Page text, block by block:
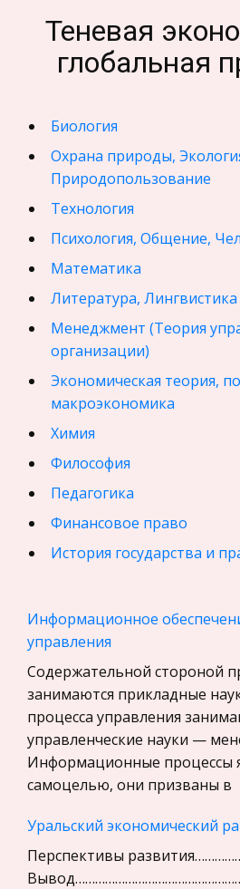
Теневая
глобальная
Биология
Охрана природы,
Природопользование
Технология
Психология, Общение,
Математика
Литература, Лингвистика
Менеджмент (Теория
организации)
Экономическая теория,
макроэкономика
Химия
Философия
Педагогика
Финансовое право
История государства и
Физика
Искусство, Культура,
Компьютерные сети
Материаловедение
Авиация
Программирование, Базы
Бухгалтерский учет
Уголовное право
Информационное
управления
Содержательной стороной
занимаются прикладные
процесса управления
управленческие науки —
Информационные процессы
самоцелью, они призваны в
Уральский экономический
Перспективы